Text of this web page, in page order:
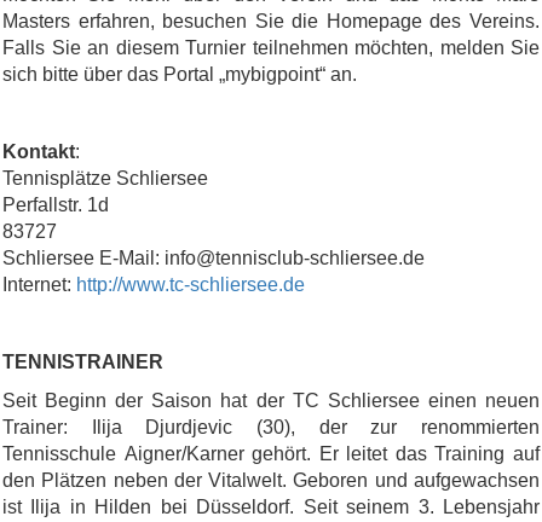
Masters erfahren, besuchen Sie die Homepage des Vereins.
Falls Sie an diesem Turnier teilnehmen möchten, melden Sie
sich bitte über das Portal „mybigpoint“ an.
Kontakt:
Tennisplätze Schliersee
Perfallstr. 1d
83727
Schliersee E-Mail: info@tennisclub-schliersee.de
Internet: http://www.tc-schliersee.de
TENNISTRAINER
Seit Beginn der Saison hat der TC Schliersee einen neuen
Trainer: Ilija Djurdjevic (30), der zur renommierten
Tennisschule Aigner/Karner gehört. Er leitet das Training auf
den Plätzen neben der Vitalwelt. Geboren und aufgewachsen
ist Ilija in Hilden bei Düsseldorf. Seit seinem 3. Lebensjahr